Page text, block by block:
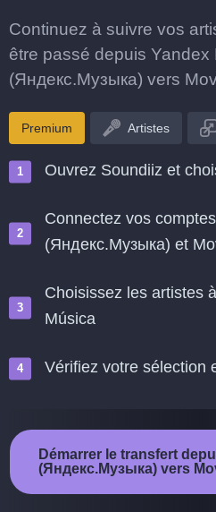
Continuez à suivre vos
être passé depuis Yandex
(Яндекс.Музыка) vers
Premium Artistes
Ouvrez Soundiiz et
Connectez vos
(Яндекс.Музыка) et
Choisissez les artistes
Música
Vérifiez votre sélection
Démarrer le transfert
(Яндекс.Музыка) vers